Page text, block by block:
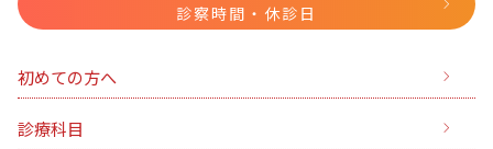
診察時間・休診日
初めての方へ
診療科目